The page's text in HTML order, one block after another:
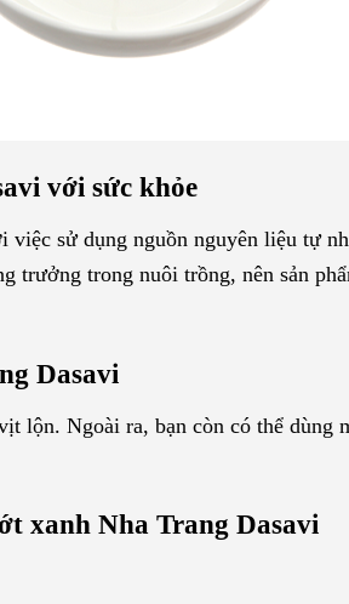
với sức khỏe
việc sử dụng nguồn nguyên liệu tự
trưởng trong nuôi trồng, nên sản
Dasavi
lộn. Ngoài ra, bạn còn có thể dùng
xanh Nha Trang Dasavi